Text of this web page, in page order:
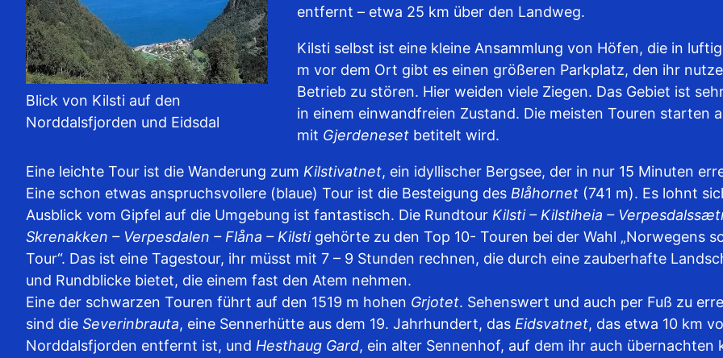
Blick von Kilsti auf den
Norddalsfjorden und Eidsdal
entfernt – etwa 25 km über den Landweg.
Kilsti selbst ist eine kleine Ansammlung von Höfen, die in
m vor dem Ort gibt es einen größeren Parkplatz, den ihr
Betrieb zu stören. Hier weiden viele Ziegen. Das Gebiet ist
in einem einwandfreien Zustand. Die meisten Touren starten
mit Gjerdeneset betitelt wird.
Eine leichte Tour ist die Wanderung zum Kilstivatnet, ein idyllischer Bergsee, der in nur 15 Minuten
Eine schon etwas anspruchsvollere (blaue) Tour ist die Besteigung des Blåhornet (741 m). Es lohnt
Ausblick vom Gipfel auf die Umgebung ist fantastisch. Die Rundtour Kilsti – Kilstiheia –
Skrenakken – Verpesdalen – Flåna – Kilstigehörte zu den Top 10- Touren bei der Wahl „Norwegens
Tour“. Das ist eine Tagestour, ihr müsst mit 7 – 9 Stunden rechnen, die durch eine zauberhafte
und Rundblicke bietet, die einem fast den Atem nehmen.
Eine der schwarzen Touren führt auf den 1519 m hohen Grjotet. Sehenswert und auch per Fuß zu
sind die Severinbrauta, eine Sennerhütte aus dem 19. Jahrhundert, das Eidsvatnet, das etwa 10 km
Norddalsfjorden entfernt ist, und Hesthaug Gard, ein alter Sennenhof, auf dem ihr auch übernachten